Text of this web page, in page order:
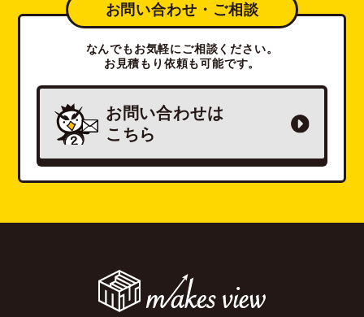
お問い合わせ・ご相談
なんでもお気軽にご相談ください。
お見積もり依頼も可能です。
お問い合わせは
こちら